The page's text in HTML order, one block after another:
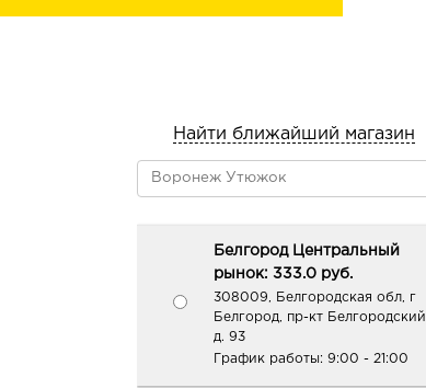
Найти ближайший магазин
Белгород Центральный
рынок: 333.0 руб.
308009, Белгородская обл, г
Белгород, пр-кт Белгородский,
д. 93
График работы: 9:00 - 21:00